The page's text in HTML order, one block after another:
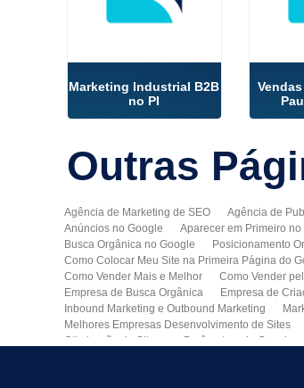
Marketing Industrial B2B
no PI
Outras
Agência de Marketing de SEO Agência de
Anúncios no Google
Aparecer em Primeiro no
Busca Orgânica no Google
Posicionamento
Como Colocar Meu Site na Primeira Página do
Como Vender Mais e Melhor
Como Vender
Empresa de Busca Orgânica
Empresa de
Inbound Marketing e Outbound Marketing
Melhores Empresas Desenvolvimento de Sites
Otimização de Sites nos Parâmetros do Google